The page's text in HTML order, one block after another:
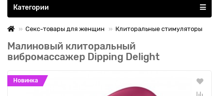
Все категории
Категории
Секс-товары для женщин Клиторальные стимуляторы
Малиновый клиторальный
вибромассажер Dipping Delight
Новинка